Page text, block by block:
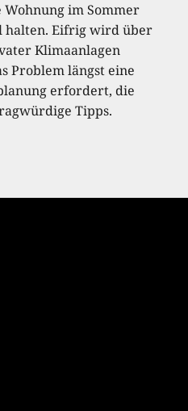
im Sommer
halten. Eifrig wird über
Klimaanlagen
Problem längst eine
erfordert, die
Tipps.